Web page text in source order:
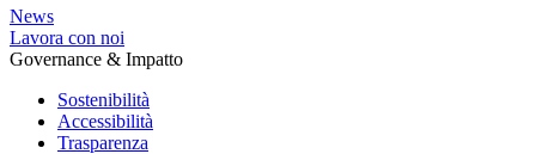
News
Lavora con noi
Governance & Impatto
Sostenibilità
Accessibilità
Trasparenza